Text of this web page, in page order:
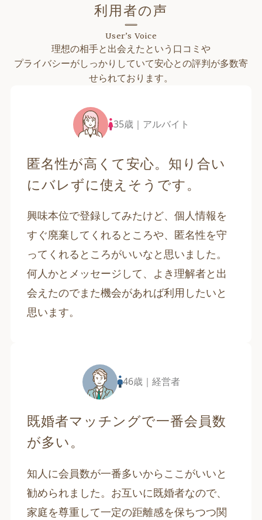
利用者の声
User’s Voice
理想の相手と出会えたという口コミや
プライバシーがしっかりしていて安心との評判が多数寄
せられております。
35歳｜アルバイト
匿名性が高くて安心。知り合い
にバレずに使えそうです。
興味本位で登録してみたけど、個人情報を
すぐ廃棄してくれるところや、匿名性を守
ってくれるところがいいなと思いました。
何人かとメッセージして、よき理解者と出
会えたのでまた機会があれば利用したいと
思います。
46歳｜経営者
既婚者マッチングで一番会員数
が多い。
知人に会員数が一番多いからここがいいと
勧められました。お互いに既婚者なので、
家庭を尊重して一定の距離感を保ちつつ関